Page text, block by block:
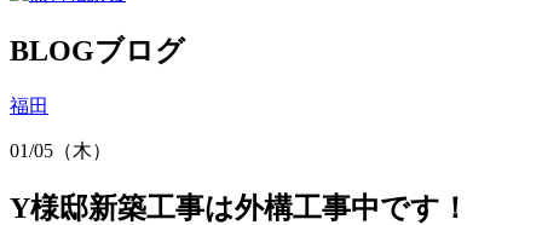
BLOGブログ
福田
01/05（木）
Y様邸新築工事は外構工事中です！